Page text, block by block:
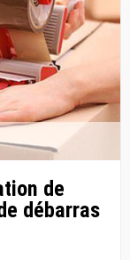
de
débarras